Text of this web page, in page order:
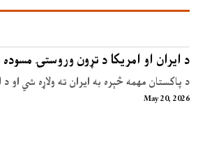
د ایران او امریکا د تړون وروستۍ
د پاکستان مهمه څېره به ایران ته ولاړه شي
May 20, 2026